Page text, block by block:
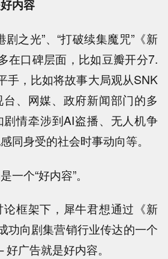
内容
剧之光”、“打破续集魔咒”《新
在口碑层面，比如豆瓣开分7.
手，比如将故事大局观从SNK
、网媒、政府新闻部门的多
情牵涉到AI盗播、无人机争
同身受的社会时事动向等。
个“好内容”。
框架下，犀牛君想通过《新
功向剧集营销行业传达的一个
广告就是好内容。